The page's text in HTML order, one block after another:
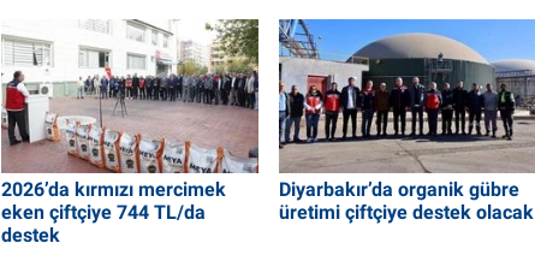
2026’da kırmızı mercimek
eken çiftçiye 744 TL/da
destek
Diyarbakır’da organik gübre
üretimi çiftçiye destek olacak